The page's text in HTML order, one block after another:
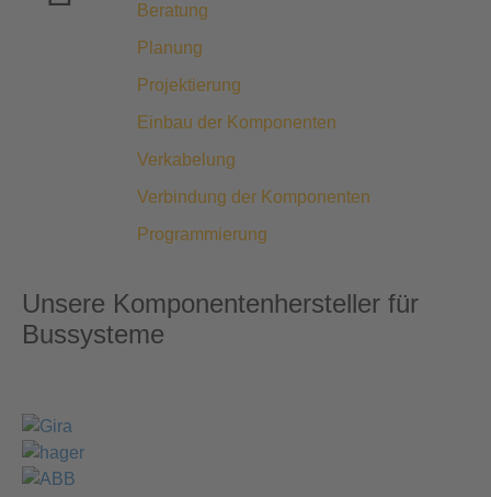
Beratung
Planung
Projektierung
Einbau der Komponenten
Verkabelung
Verbindung der Komponenten
Programmierung
Unsere Komponentenhersteller für
Bussysteme